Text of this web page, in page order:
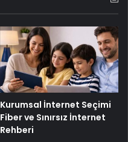
Kurumsal İnternet Seçimi
Fiber ve Sınırsız İnternet
Rehberi